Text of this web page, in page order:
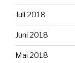
Juli 2018
Juni 2018
Mai 2018